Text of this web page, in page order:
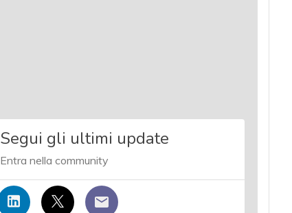
Segui gli ultimi update
Entra nella community